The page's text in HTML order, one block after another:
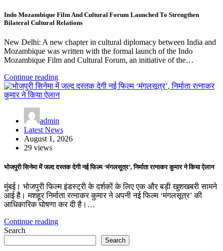
Indo Mozambique Film And Cultural Forum Launched To Strengthen
Bilateral Cultural Relations
New Delhi: A new chapter in cultural diplomacy between India and
Mozambique was written with the formal launch of the Indo
Mozambique Film and Cultural Forum, an initiative of the…
Continue reading
admin
Latest News
August 1, 2026
29 views
भोजपुरी सिनेमा में जल्द दस्तक देगी नई फिल्म ‘मंगलसूत्र’, निर्माता रत्नाकर कुमार ने किया ऐलान
मुंबई। भोजपुरी फिल्म इंडस्ट्री के दर्शकों के लिए एक और बड़ी खुशखबरी सामने
आई है। मशहूर निर्माता रत्नाकर कुमार ने अपनी नई फिल्म ‘मंगलसूत्र’ की
आधिकारिक घोषणा कर दी है।…
Continue reading
Search
Search